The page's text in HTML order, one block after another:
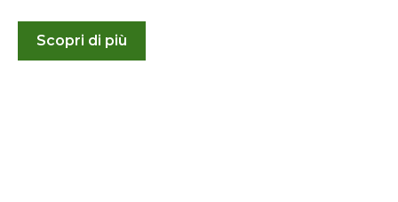
Scopri di più